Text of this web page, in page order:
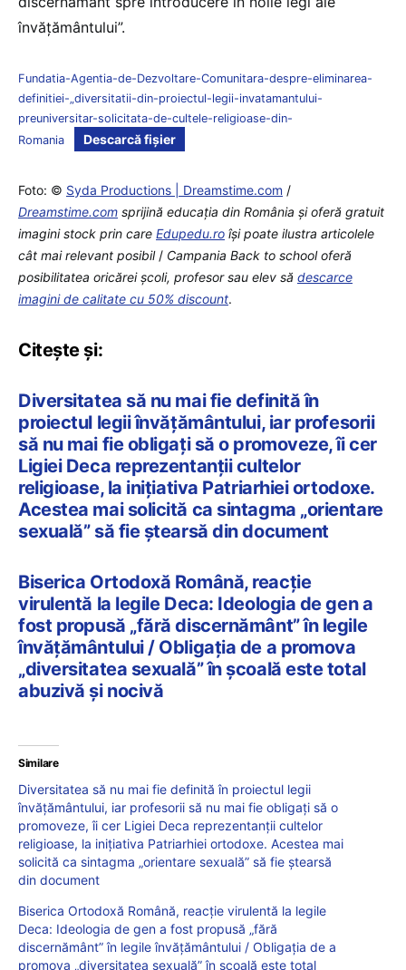
învățământului”.
Fundatia-Agentia-de-Dezvoltare-Comunitara-despre-eliminarea-
definitiei-„diversitatii-din-proiectul-legii-invatamantului-
preuniversitar-solicitata-de-cultele-religioase-din-
Romania
Descarcă fișier
Foto: © Syda Productions | Dreamstime.com /
Dreamstime.com sprijină educaţia din România şi oferă gratuit
imagini stock prin care Edupedu.ro îşi poate ilustra articolele
cât mai relevant posibil/ Campania Back to school oferă
posibilitatea oricărei școli, profesor sau elev să descarce
imagini de calitate cu 50% discount.
Citește și:
Diversitatea să nu mai fie definită în
proiectul legii învățământului, iar profesorii
să nu mai fie obligați să o promoveze, îi cer
Ligiei Deca reprezentanții cultelor
religioase, la inițiativa Patriarhiei ortodoxe.
Acestea mai solicită ca sintagma „orientare
sexuală” să fie ștearsă din document
Biserica Ortodoxă Română, reacție
virulentă la legile Deca: Ideologia de gen a
fost propusă „fără discernământ” în legile
învățământului / Obligația de a promova
„diversitatea sexuală” în școală este total
abuzivă și nocivă
Similare
Diversitatea să nu mai fie definită în proiectul legii
învățământului, iar profesorii să nu mai fie obligați să o
promoveze, îi cer Ligiei Deca reprezentanții cultelor
religioase, la inițiativa Patriarhiei ortodoxe. Acestea mai
solicită ca sintagma „orientare sexuală” să fie ștearsă
din document
Biserica Ortodoxă Română, reacție virulentă la legile
Deca: Ideologia de gen a fost propusă „fără
discernământ” în legile învățământului / Obligația de a
promova „diversitatea sexuală” în școală este total